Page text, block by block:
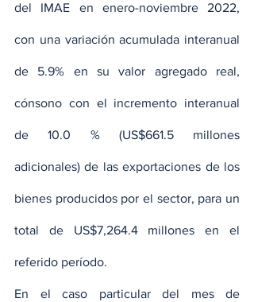
del IMAE en enero-noviembre 2022,
con una variación acumulada interanual
de 5.9% en su valor agregado real,
cónsono con el incremento interanual
de 10.0 % (US$661.5 millones
adicionales) de las exportaciones de los
bienes producidos por el sector, para un
total de US$7,264.4 millones en el
referido período.
En el caso particular del mes de